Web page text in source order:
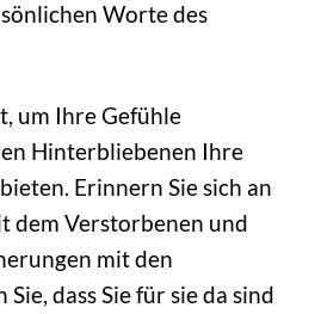
Worte des
um Ihre Gefühle
Hinterbliebenen Ihre
Erinnern Sie sich an
dem Verstorbenen und
mit den
dass Sie für sie da sind